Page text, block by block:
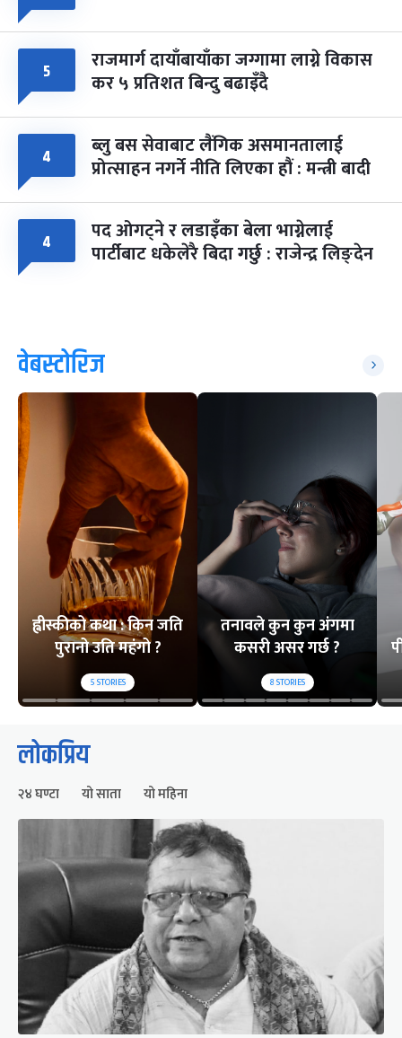
५ राजमार्ग दायाँबायाँका जग्गामा लाग्ने विकास
कर ५ प्रतिशत बिन्दु बढाइँदै
४ ब्लु बस सेवाबाट लैंगिक असमानतालाई
प्रोत्साहन नगर्ने नीति लिएका हौं : मन्त्री बादी
४ पद ओगट्ने र लडाइँका बेला भाग्नेलाई
पार्टीबाट धकेलेरै बिदा गर्छु : राजेन्द्र लिङ्देन
वेबस्टोरिज
ह्वीस्कीको कथा : किन जति
पुरानो उति महंगो ?
5STORIES
तनावले कुन कुन अंगमा
कसरी असर गर्छ ?
8STORIES
लोकप्रिय
२४ घण्टा यो साता यो महिना